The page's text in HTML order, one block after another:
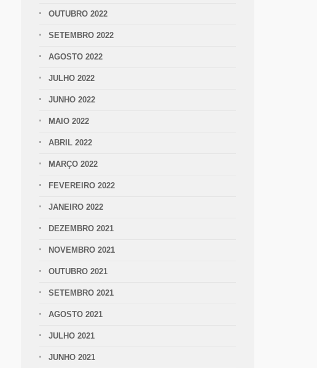
OUTUBRO 2022
SETEMBRO 2022
AGOSTO 2022
JULHO 2022
JUNHO 2022
MAIO 2022
ABRIL 2022
MARÇO 2022
FEVEREIRO 2022
JANEIRO 2022
DEZEMBRO 2021
NOVEMBRO 2021
OUTUBRO 2021
SETEMBRO 2021
AGOSTO 2021
JULHO 2021
JUNHO 2021